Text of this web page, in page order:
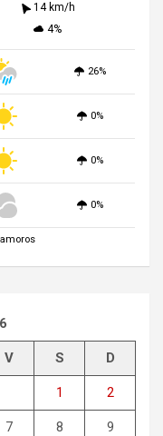
14 km/h
4%
26%
0%
0%
0%
V S D
1 2
7 8 9